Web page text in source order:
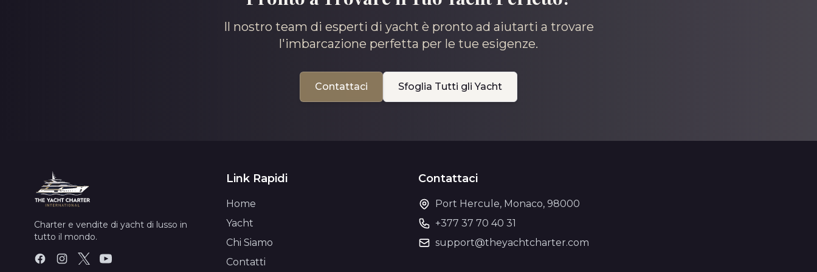
Il nostro team di esperti di yacht è pronto ad aiutarti a trovare
l'imbarcazione perfetta per le tue esigenze.
Contattaci Sfoglia Tutti gli Yacht
Charter e vendite di yacht di lusso in
tutto il mondo.
Link Rapidi
Home
Yacht
Chi Siamo
Contatti
Contattaci
Port Hercule, Monaco, 98000
+377 37 70 40 31
support@theyachtcharter.com